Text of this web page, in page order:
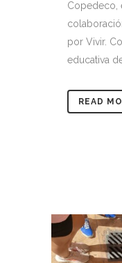
Copedeco,
por Vivir.
educativa
READ